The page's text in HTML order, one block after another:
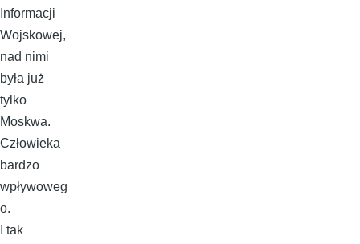
Informacji
Wojskowej,
nad nimi
była już
tylko
Moskwa.
Człowieka
bardzo
wpływoweg
o.
I tak